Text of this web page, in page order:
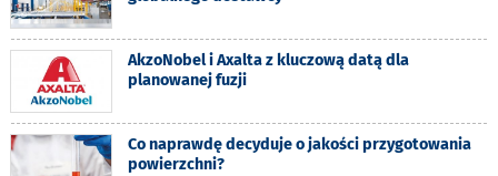
AkzoNobel i Axalta z kluczową datą dla
planowanej fuzji
Co naprawdę decyduje o jakości przygotowania
powierzchni?